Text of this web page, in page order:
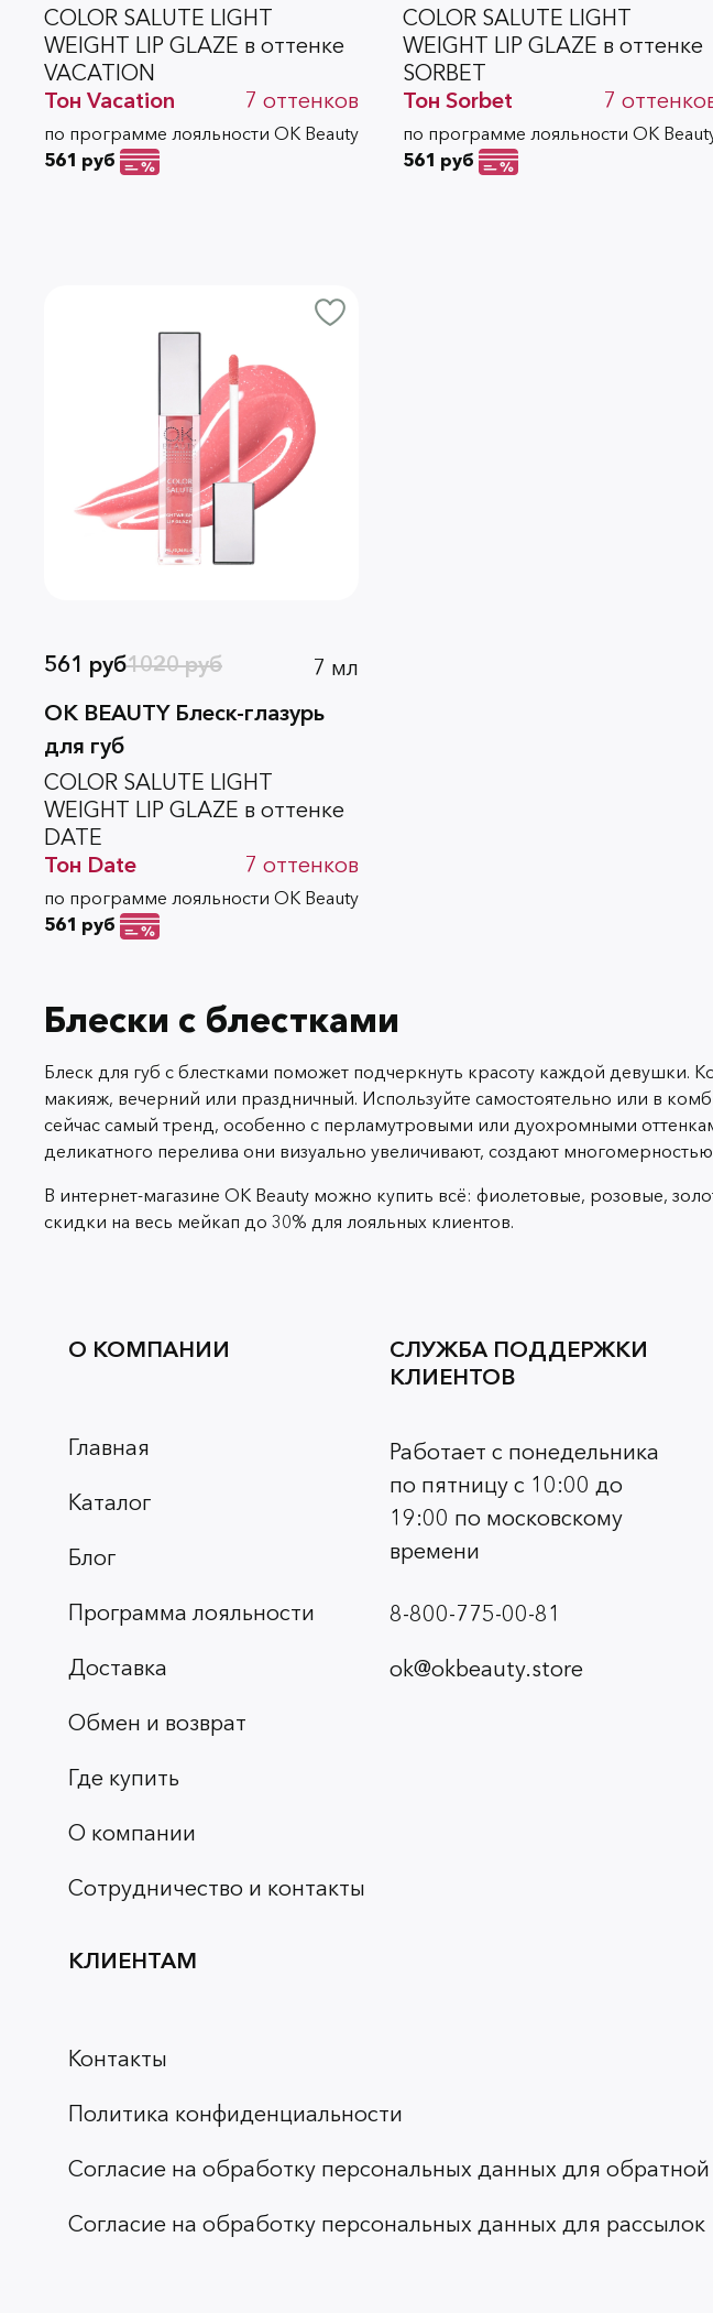
COLOR SALUTE LIGHT
WEIGHT LIP GLAZE в оттенке
VACATION
Тон Vacation 7 оттенков
по программе лояльности OK Beauty
561 руб
COLOR SALUTE LIGHT
WEIGHT LIP GLAZE в оттенке
SORBET
Тон Sorbet 7
по программе лояльности OK
561 руб
1020 руб
561 руб
7 мл
OK BEAUTY Блеск-глазурь
для губ
COLOR SALUTE LIGHT
WEIGHT LIP GLAZE в оттенке
DATE
Тон Date 7 оттенков
по программе лояльности OK Beauty
561 руб
Блески с блестками
Блеск для губ с блестками поможет подчеркнуть красоту каждой
макияж, вечерний или праздничный. Используйте самостоятельно или в
сейчас самый тренд, особенно с перламутровыми или дуохромными
деликатного перелива они визуально увеличивают, создают
В интернет-магазине OK Beauty можно купить всё: фиолетовые, розовые,
скидки на весь мейкап до 30% для лояльных клиентов.
О КОМПАНИИ
Главная
Каталог
Блог
Программа лояльности
Доставка
Обмен и возврат
Где купить
О компании
Сотрудничество и контакты
КЛИЕНТАМ
Контакты
Политика конфиденциальности
Согласие на обработку персональных данных для обратной
Согласие на обработку персональных данных для рассылок
СЛУЖБА ПОДДЕРЖКИ
КЛИЕНТОВ
Работает с понедельника
по пятницу с 10:00 до
19:00 по московскому
времени
8-800-775-00-81
ok@okbeauty.store